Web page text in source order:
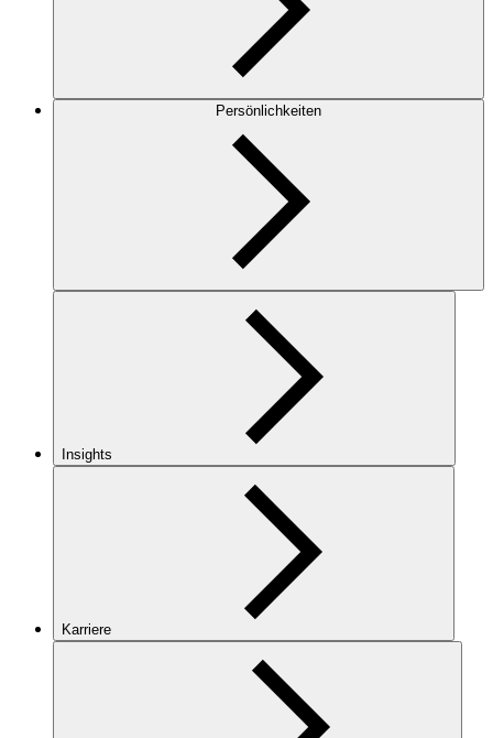
Persönlichkeiten
Insights
Karriere